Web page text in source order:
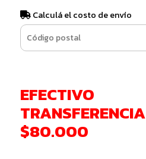
Calculá el costo de envío
EFECTIVO
TRANSFERENCIA
$80.000